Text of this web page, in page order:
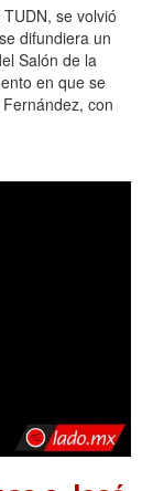
se volvió
difundiera un
Salón de la
en que se
con